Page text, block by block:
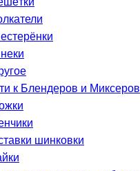
к Блендеров и Миксеров
шинковки